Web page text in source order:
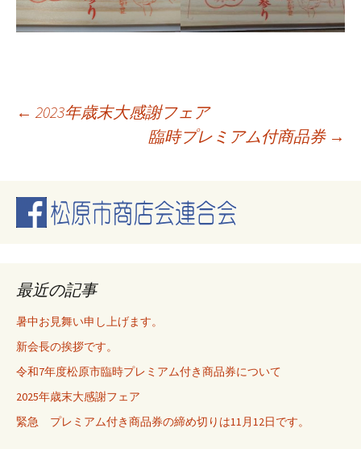
投
ナ
ビ
ゲ
ー
シ
← 2023年歳末大感謝フェア
臨時プレミアム付商品券 →
最近の記事
暑中お見舞い申し上げます。
新会長の挨拶です。
令和7年度松原市臨時プレミアム付き商品券について
2025年歳末大感謝フェア
緊急 プレミアム付き商品券の締め切りは11月12日です。